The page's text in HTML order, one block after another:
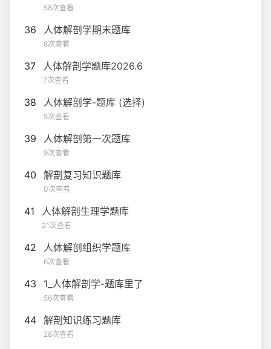
58次查看
36 人体解剖学期末题库
8次查看
37 人体解剖学题库2026.6
7次查看
38 人体解剖学-题库 (选择)
5次查看
39 人体解剖第一次题库
9次查看
40 解剖复习知识题库
0次查看
41 人体解剖生理学题库
21次查看
42 人体解剖组织学题库
6次查看
43 1_人体解剖学-题库里了
56次查看
44 解剖知识练习题库
28次查看